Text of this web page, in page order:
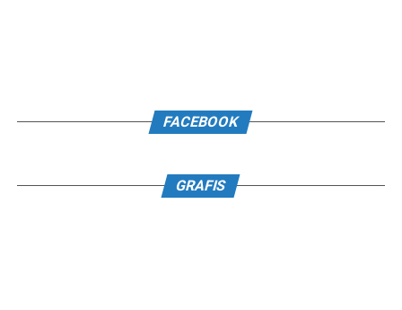
FACEBOOK
GRAFIS